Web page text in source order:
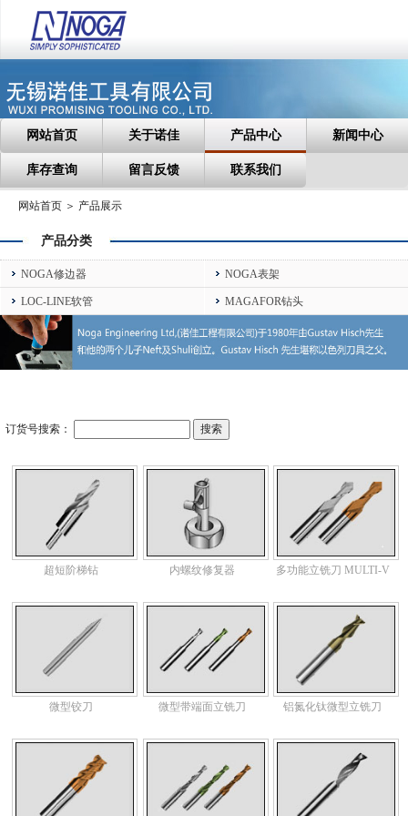
网站首页 关于诺佳 产品中心 新闻中心
库存查询 留言反馈 联系我们
网站首页 ＞ 产品展示
产品分类
NOGA修边器 NOGA表架
LOC-LINE软管 MAGAFOR钻头
订货号搜索：
超短阶梯钻 内螺纹修复器 多功能立铣刀 MULTI-V
微型铰刀 微型带端面立铣刀 铝氮化钛微型立铣刀